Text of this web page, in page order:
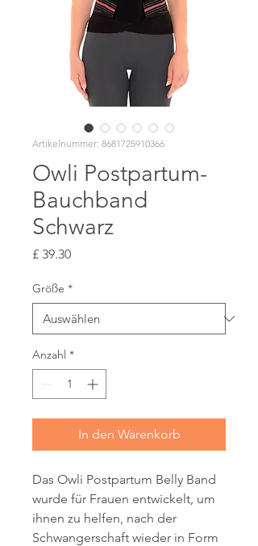
Artikelnummer: 8681725910366
Owli Postpartum-
Bauchband
Schwarz
£ 39.30Preis
Größe *
Anzahl *
In den Warenkorb
Das Owli Postpartum Belly Band
wurde für Frauen entwickelt, um
ihnen zu helfen, nach der
Schwangerschaft wieder in Form